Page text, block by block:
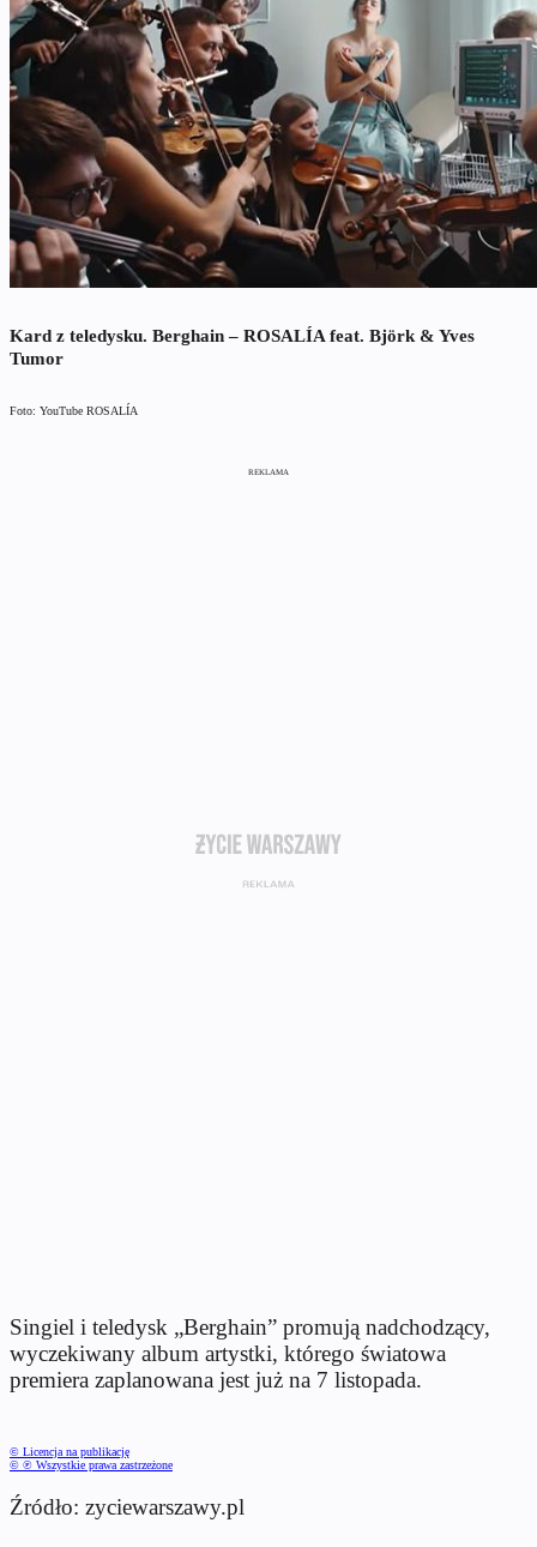
Kard z teledysku. Berghain – ROSALÍA feat. Björk & Yves
Tumor
Foto: YouTube ROSALÍA
REKLAMA
Singiel i teledysk „Berghain” promują nadchodzący,
wyczekiwany album artystki, którego światowa
premiera zaplanowana jest już na 7 listopada.
© Licencja na publikację
© ℗ Wszystkie prawa zastrzeżone
Źródło: zyciewarszawy.pl